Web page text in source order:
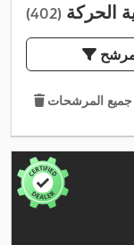
الحركة (402)
جميع المرشحات